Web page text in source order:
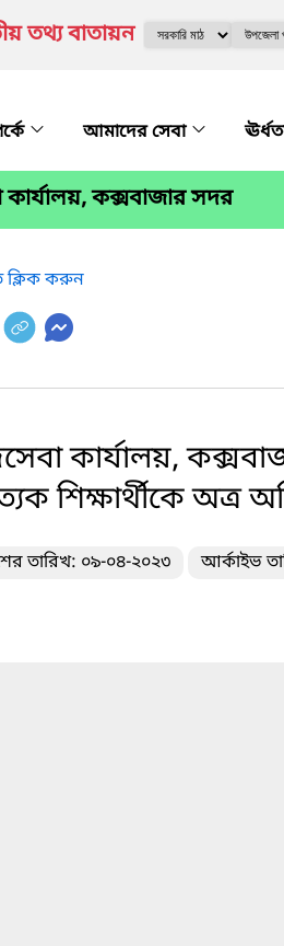
তথ্য বাতায়ন
আমাদের সেবা
কক্সবাজার সদর
ক্লিক করুন
কার্যালয়,
শিক্ষার্থীকে
তারিখ: ০৯-০৪-২০২৩ আর্কাইভ